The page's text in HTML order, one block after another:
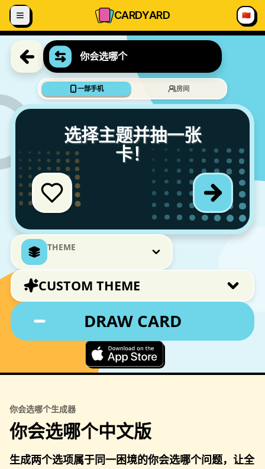
跳到内容
CARDYARD 🇨🇳
你会选哪个
一部手机 房间
选择主题并抽一张
卡！
THEME
CUSTOM THEME
DRAW CARD
你会选哪个生成器
你会选哪个中文版
生成两个选项属于同一困境的你会选哪个问题，让全